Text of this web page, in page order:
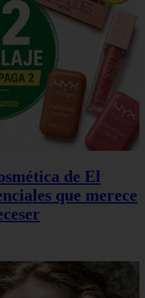
de El
que merece